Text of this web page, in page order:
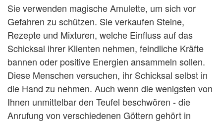
Sie verwenden magische Amulette, um sich vor
Gefahren zu schützen. Sie verkaufen Steine,
Rezepte und Mixturen, welche Einfluss auf das
Schicksal ihrer Klienten nehmen, feindliche Kräfte
bannen oder positive Energien ansammeln sollen.
Diese Menschen versuchen, ihr Schicksal selbst in
die Hand zu nehmen. Auch wenn die wenigsten von
Ihnen unmittelbar den Teufel beschwören - die
Anrufung von verschiedenen Göttern gehört in